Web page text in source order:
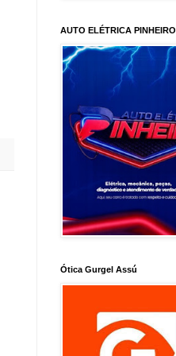
AUTO ELÉTRICA PINHEIRO
Ótica Gurgel Assú